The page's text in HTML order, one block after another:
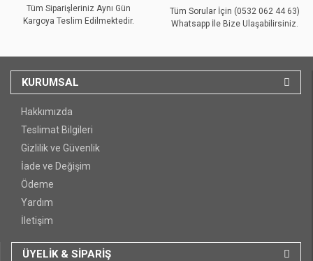
Tüm Siparişleriniz Aynı Gün
Kargoya Teslim Edilmektedir.
Tüm Sorular İçin (0532 062 44 63)
Whatsapp İle Bize Ulaşabilirsiniz.
KURUMSAL
Hakkımızda
Teslimat Bilgileri
Gizlilik ve Güvenlik
İade ve Değişim
Ödeme
Yardım
İletişim
ÜYELİK & SİPARİŞ